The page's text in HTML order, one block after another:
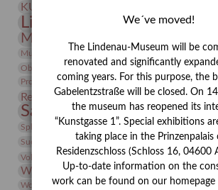
KUNSTWAND
Lindenau-Museum Marstall
Museumsgeschichte
Museumspädagogik Mäzen Napoleon Natur
Objekt im Fokus
Paul Klee Peter Schnürpel
Provenienz
Restaurierung Restitution Rudi Lesser Ruth
Sammlung Samstagszeichner Skulptur
Sphinx
studio Studio Bildende Kunst
Suermondt-Ludwig-Museum
Volontariat
Walter Rheiner Weihnachten Werefkin
Werkbetrachtung Winter Wissenschaft
Wolf und Hund
Zirkuswoche
We´ve moved!
The Lindenau-Museum will be
renovated and significantly
coming years. For this purpose, the
Gabelentzstraße will be closed. On
the museum has reopened its
“Kunstgasse 1”. Special exhibitions
taking place in the Prinzenpalais
Residenzschloss (Schloss 16, 04600
Up-to-date information on the
work can be found on our